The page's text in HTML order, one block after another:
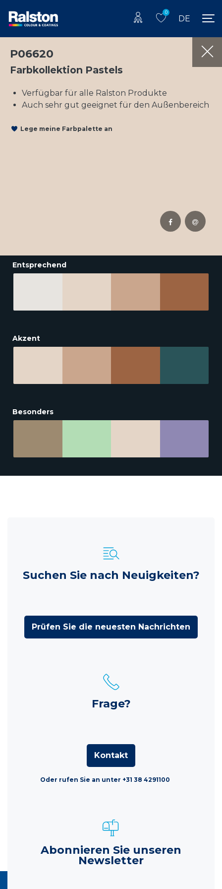
0
DE
P06620
Farbkollektion Pastels
Verfügbar für alle Ralston Produkte
Auch sehr gut geeignet für den Außenbereich
Lege meine Farbpalette an
Entsprechend
Akzent
Besonders
Suchen Sie nach Neuigkeiten?
Prüfen Sie die neuesten Nachrichten
Frage?
Kontakt
Oder rufen Sie an unter +31 38 4291100
Abonnieren Sie unseren
Newsletter